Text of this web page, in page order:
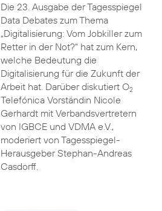
Die 23. Ausgabe der Tagesspiegel
Data Debates zum Thema
„Digitalisierung: Vom Jobkiller zum
Retter in der Not?“ hat zum Kern,
welche Bedeutung die
Digitalisierung für die Zukunft der
Arbeit hat. Darüber diskutiert O2
Telefónica Vorständin Nicole
Gerhardt mit Verbandsvertretern
von IGBCE und VDMA e.V.,
moderiert von Tagesspiegel-
Herausgeber Stephan-Andreas
Casdorff.